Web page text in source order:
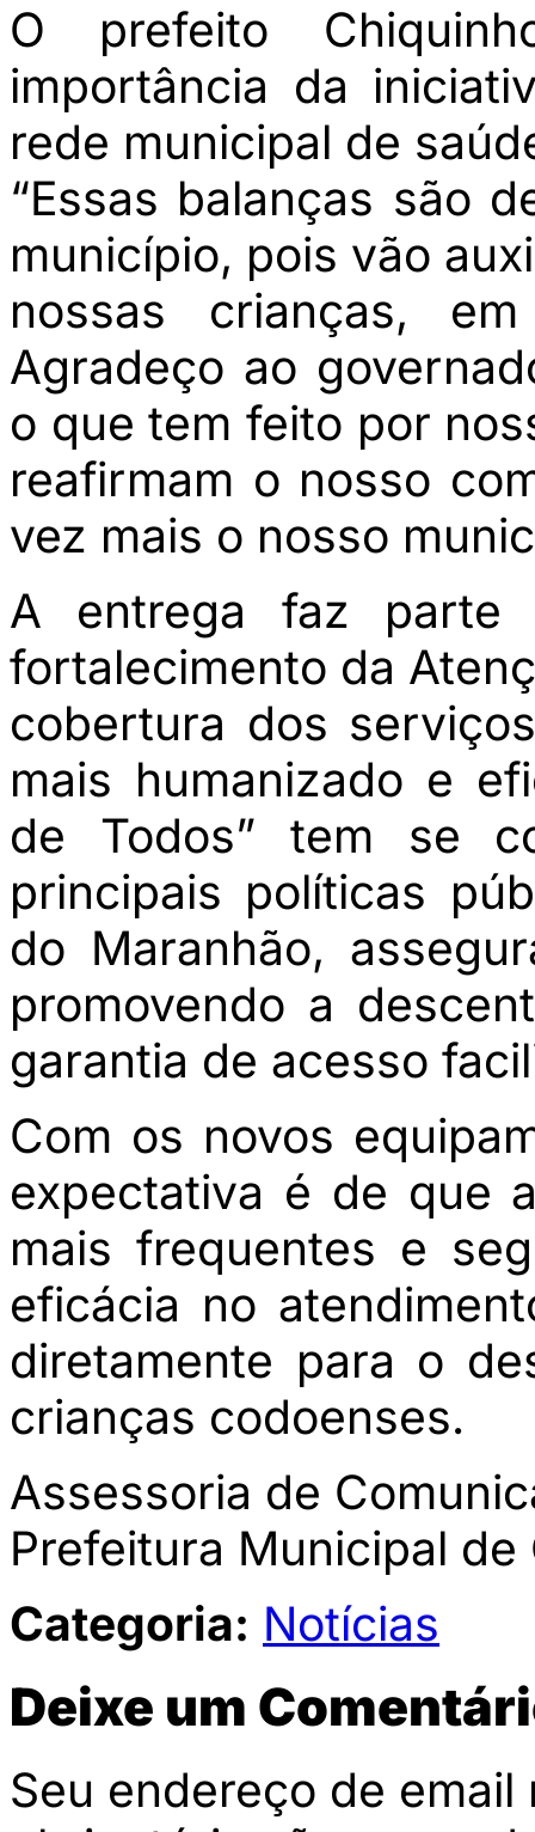
O prefeito
importância da
rede municipal de
“Essas balanças são
município, pois vão
nossas crianças,
Agradeço ao
o que tem feito por
reafirmam o nosso
vez mais o nosso
A entrega faz parte
fortalecimento da
cobertura dos
mais humanizado e
de Todos” tem se
principais políticas
do Maranhão,
promovendo a
garantia de acesso
Com os novos
expectativa é de que
mais frequentes e
eficácia no
diretamente para o
crianças codoenses.
Assessoria de
Prefeitura Municipal de
Categoria: Notícias
Deixe um
Seu endereço de